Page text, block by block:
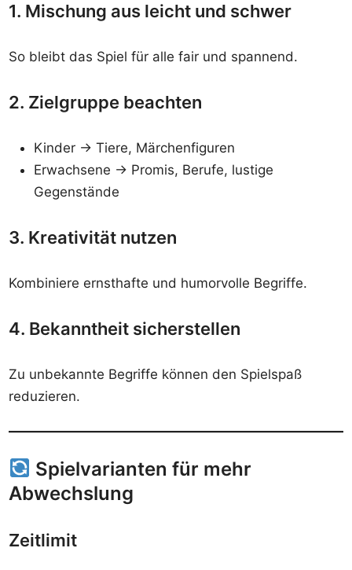
1. Mischung aus leicht und schwer
So bleibt das Spiel für alle fair und spannend.
2. Zielgruppe beachten
Kinder → Tiere, Märchenfiguren
Erwachsene → Promis, Berufe, lustige
Gegenstände
3. Kreativität nutzen
Kombiniere ernsthafte und humorvolle Begriffe.
4. Bekanntheit sicherstellen
Zu unbekannte Begriffe können den Spielspaß
reduzieren.
Spielvarianten für mehr
Abwechslung
Zeitlimit